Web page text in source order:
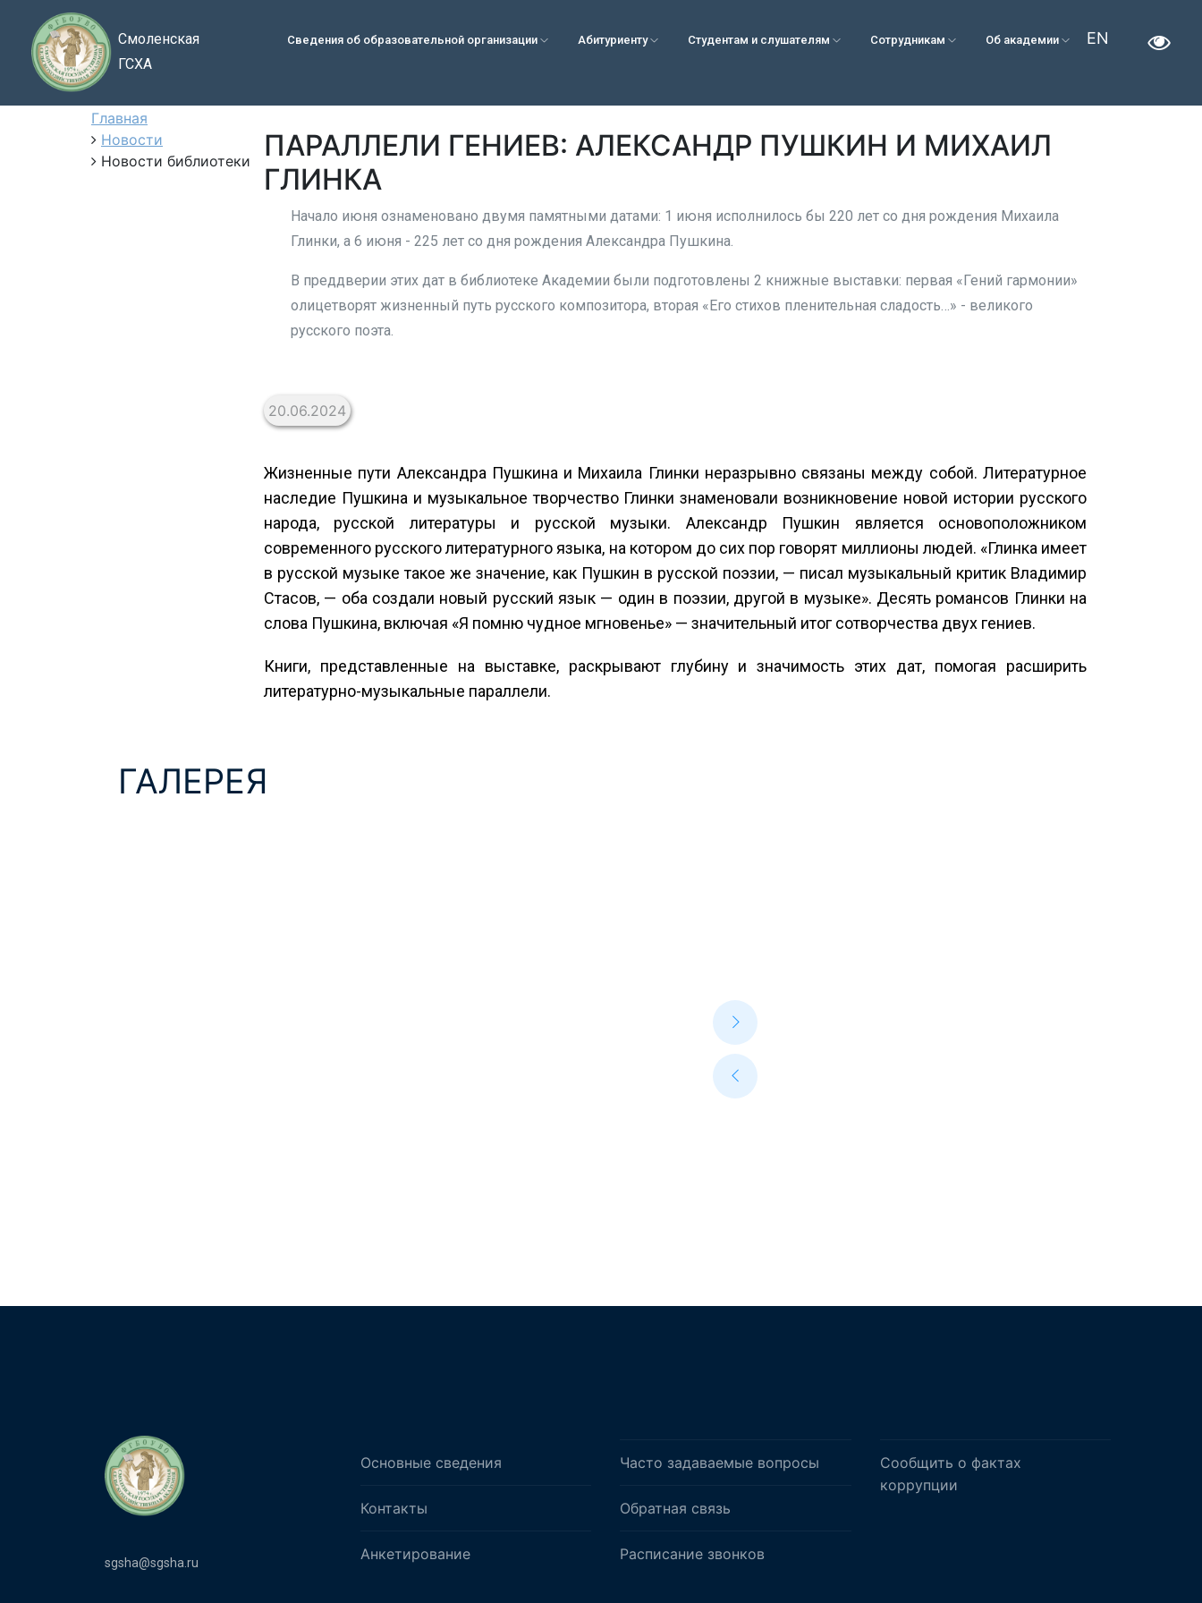
Смоленская
ГСХА
Сведения об образовательной организации Абитуриенту Студентам и слушателям Сотрудникам Об академии EN
Главная
Новости
Новости библиотеки
ПАРАЛЛЕЛИ ГЕНИЕВ: АЛЕКСАНДР ПУШКИН И МИХАИЛ
ГЛИНКА
Начало июня ознаменовано двумя памятными датами: 1 июня исполнилось бы 220 лет со дня рождения Михаила
Глинки, а 6 июня - 225 лет со дня рождения Александра Пушкина.
В преддверии этих дат в библиотеке Академии были подготовлены 2 книжные выставки: первая «Гений гармонии»
олицетворят жизненный путь русского композитора, вторая «Его стихов пленительная сладость…» - великого
русского поэта.
20.06.2024
Жизненные пути Александра Пушкина и Михаила Глинки неразрывно связаны между собой. Литературное
наследие Пушкина и музыкальное творчество Глинки знаменовали возникновение новой истории русского
народа, русской литературы и русской музыки. Александр Пушкин является основоположником
современного русского литературного языка, на котором до сих пор говорят миллионы людей. «Глинка имеет
в русской музыке такое же значение, как Пушкин в русской поэзии, — писал музыкальный критик Владимир
Стасов, — оба создали новый русский язык — один в поэзии, другой в музыке». Десять романсов Глинки на
слова Пушкина, включая «Я помню чудное мгновенье» — значительный итог сотворчества двух гениев.
Книги, представленные на выставке, раскрывают глубину и значимость этих дат, помогая расширить
литературно-музыкальные параллели.
ГАЛЕРЕЯ
sgsha@sgsha.ru
Основные сведения
Контакты
Анкетирование
Часто задаваемые вопросы
Обратная связь
Расписание звонков
Сообщить о фактах
коррупции